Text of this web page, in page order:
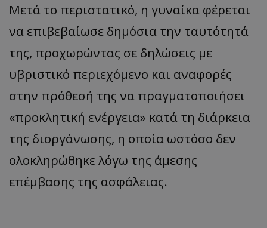
Μετά το περιστατικό, η γυναίκα φέρεται
να επιβεβαίωσε δημόσια την ταυτότητά
της, προχωρώντας σε δηλώσεις με
υβριστικό περιεχόμενο και αναφορές
στην πρόθεσή της να πραγματοποιήσει
«προκλητική ενέργεια» κατά τη διάρκεια
της διοργάνωσης, η οποία ωστόσο δεν
ολοκληρώθηκε λόγω της άμεσης
επέμβασης της ασφάλειας.